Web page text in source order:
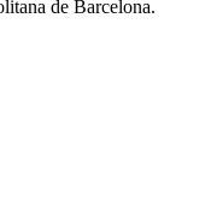
de Barcelona.